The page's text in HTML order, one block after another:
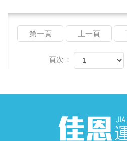
第一頁 上一頁
頁次：